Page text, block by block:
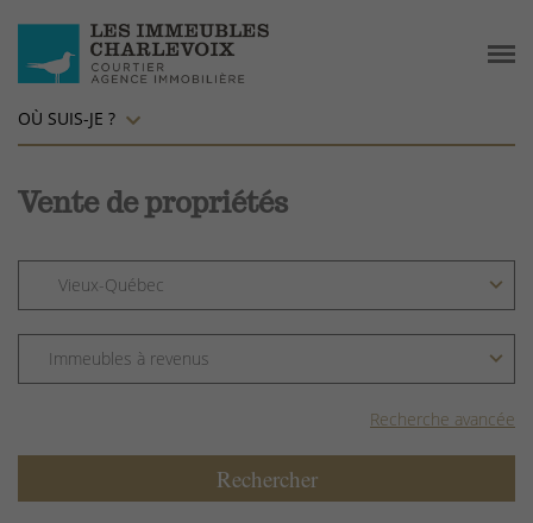
OÙ SUIS-JE ?
Vente de propriétés
Recherche avancée
Rechercher